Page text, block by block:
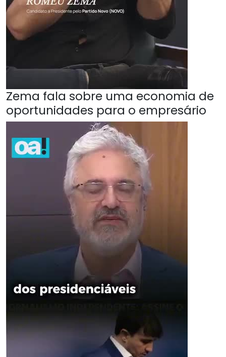
Zema fala sobre uma economia de
oportunidades para o empresário